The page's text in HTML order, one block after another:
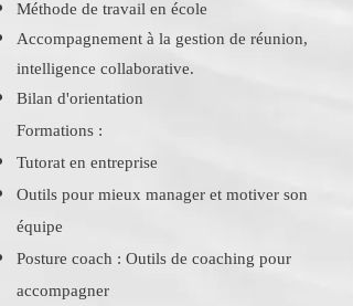
Méthode de travail en école
Accompagnement à la gestion de réunion,
intelligence collaborative.
Bilan d'orientation
Formations :
Tutorat en entreprise
Outils pour mieux manager et motiver son
équipe
Posture coach : Outils de coaching pour
accompagner